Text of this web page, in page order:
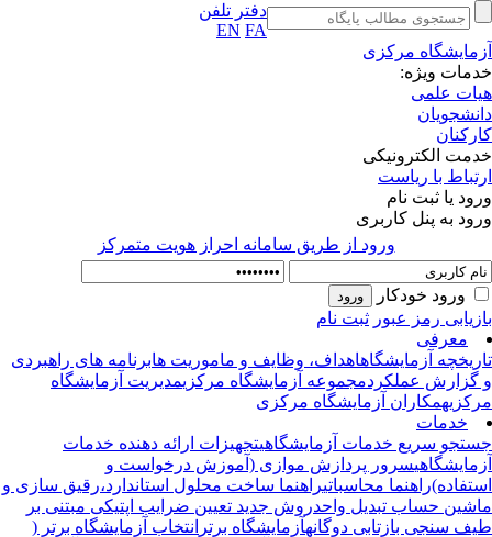
دفتر تلفن
EN FA
مرکزی
ویژه:
علمی
الکترونیکی
با ریاست
یا ثبت نام
به پنل کاربری
ورود از طريق سامانه احراز هويت متمركز
ورود خودکار
رمز عبور ثبت نام
معرفی
آزمایشگاهاهداف، وظایف و ماموریت هابرنامه های راهبردی
گزارش عملکرد مجموعه آزمایشگاه مرکزیمدیریت آزمایشگاه
همکاران آزمایشگاه مرکزی
خدمات
سریع خدمات آزمایشگاهیتجهیزات ارائه دهنده خدمات
سرور پردازش موازی (آموزش درخواست و
راهنما محاسباتیراهنما ساخت محلول استاندارد،رقیق سازی و
حساب تبدیل واحدروش جدید تعیین ضرایب اپتیکی مبتنی بر
سنجی بازتابی دوگانهآزمایشگاه برترانتخاب آزمایشگاه برتر (